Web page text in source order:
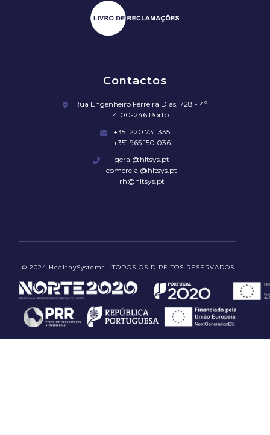
Contactos
Rua Engenheiro Ferreira Dias, 728 - 4º
4100-246 Porto
+351 220 731 335
+351 965 150 036
geral@hltsys.pt
comercial@hltsys.pt
rh@hltsys.pt
© 2024 HealthySystems | TODOS OS DIREITOS RESERVADOS